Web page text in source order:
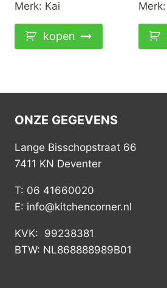
Merk: Kai
kopen
Merk:
ONZE GEGEVENS
Lange Bisschopstraat 66
7411 KN Deventer
T: 06 41660020
E: info@kitchencorner.nl
KVK: 99238381
BTW: NL868888989B01